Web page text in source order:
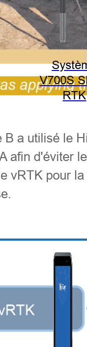
V700S
RTK
B a utilisé le
afin d'éviter
vRTK pour